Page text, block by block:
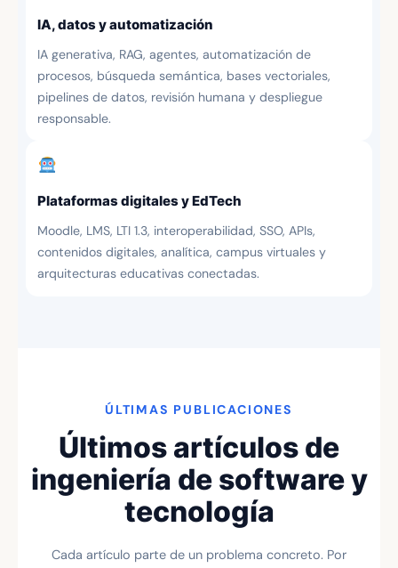
IA, datos y automatización
IA generativa, RAG, agentes, automatización de
procesos, búsqueda semántica, bases vectoriales,
pipelines de datos, revisión humana y despliegue
responsable.
Plataformas digitales y EdTech
Moodle, LMS, LTI 1.3, interoperabilidad, SSO, APIs,
contenidos digitales, analítica, campus virtuales y
arquitecturas educativas conectadas.
ÚLTIMAS PUBLICACIONES
Últimos artículos de
ingeniería de software y
tecnología
Cada artículo parte de un problema concreto. Por